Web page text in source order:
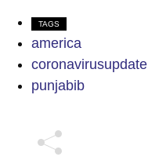
TAGS
america
coronavirusupdate
punjabib